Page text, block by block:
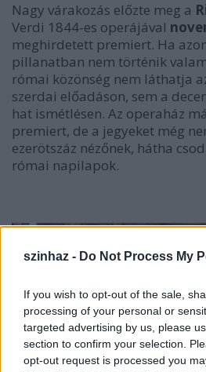
szinhaz - Do Not Process My
If you wish to opt-out of the sale,
processing of your personal or
targeted advertising by us, please
section to confirm your selection.
opt-out request is processed you
Nagy várakozás előzte meg a
Verdi 1844-es operájával
meghirdetett premiert. Ha
pillanatban nem történik
római közönség nem láthatja
szerdai előadáson, sem a
hat ismétlésen. Az operaház
premiert, de a jegyeket még
ezerötszáz nézőnek, hátha
római napilapok.